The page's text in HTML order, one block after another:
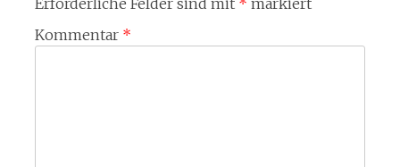
Erforderliche Felder sind mit * markiert
Kommentar *